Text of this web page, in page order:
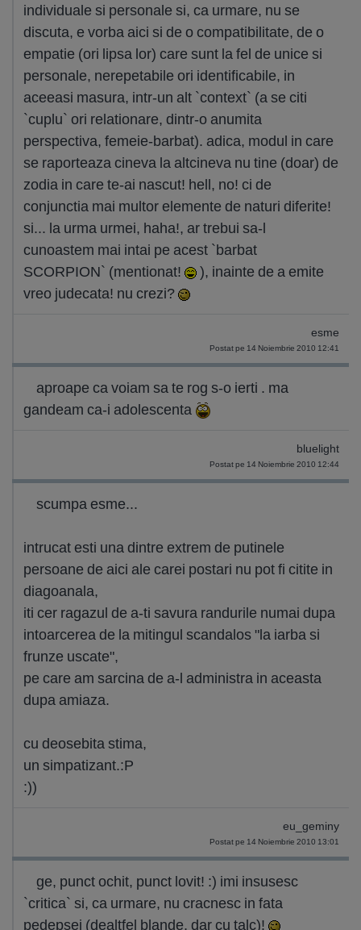
individuale si personale si, ca urmare, nu se
discuta, e vorba aici si de o compatibilitate, de o
empatie (ori lipsa lor) care sunt la fel de unice si
personale, nerepetabile ori identificabile, in
aceeasi masura, intr-un alt `context` (a se citi
`cuplu` ori relationare, dintr-o anumita
perspectiva, femeie-barbat). adica, modul in care
se raporteaza cineva la altcineva nu tine (doar) de
zodia in care te-ai nascut! hell, no! ci de
conjunctia mai multor elemente de naturi diferite!
si... la urma urmei, haha!, ar trebui sa-l
cunoastem mai intai pe acest `barbat
SCORPION` (mentionat!
), inainte de a emite
vreo judecata! nu crezi?
esme
Postat pe 14 Noiembrie 2010 12:41
aproape ca voiam sa te rog s-o ierti . ma
gandeam ca-i adolescenta
bluelight
Postat pe 14 Noiembrie 2010 12:44
scumpa esme...
intrucat esti una dintre extrem de putinele
persoane de aici ale carei postari nu pot fi citite in
diagoanala,
iti cer ragazul de a-ti savura randurile numai dupa
intoarcerea de la mitingul scandalos "la iarba si
frunze uscate",
pe care am sarcina de a-l administra in aceasta
dupa amiaza.
cu deosebita stima,
un simpatizant.:P
:))
eu_geminy
Postat pe 14 Noiembrie 2010 13:01
ge, punct ochit, punct lovit! :) imi insusesc
`critica` si, ca urmare, nu cracnesc in fata
pedepsei (dealtfel blande, dar cu talc)!